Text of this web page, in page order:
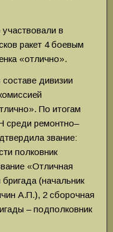
в
ракет 4 боевым
«отлично».
дивизии
По итогам
среди ремонтно–
звание:
полковник
«Отличная
(начальник
А.П.), 2 сборочная
– подполковник